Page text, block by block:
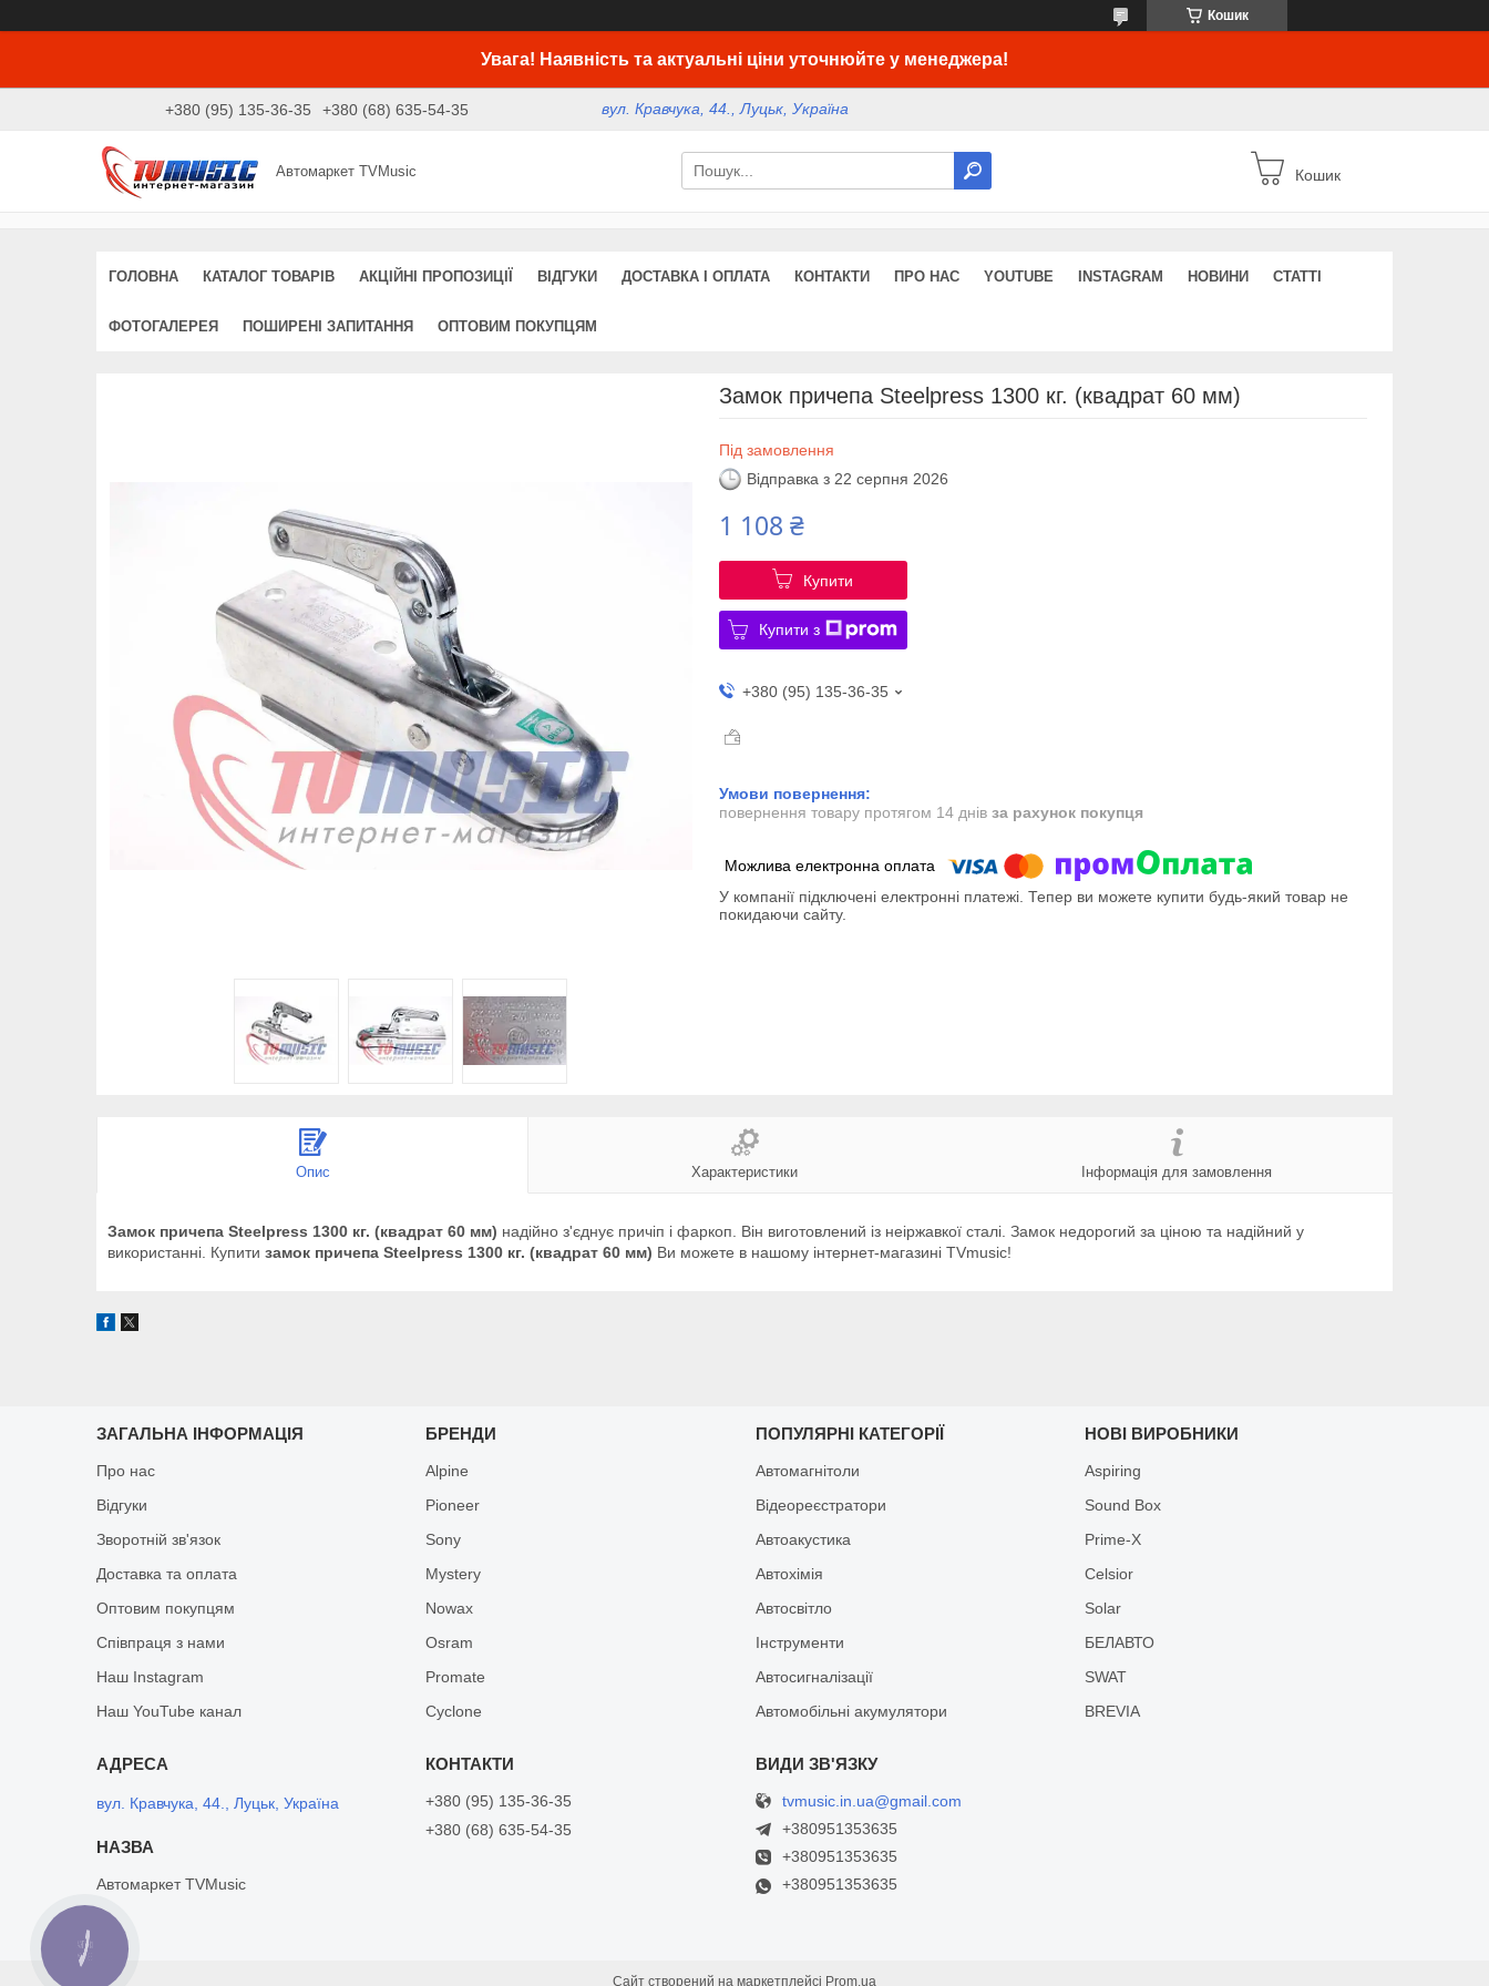
Кошик
Увага! Наявність та актуальні ціни уточнюйте у менеджера!
+380 (95) 135-36-35 +380 (68) 635-54-35 вул. Кравчука, 44., Луцьк, Україна
Автомаркет TVMusic Кошик
ГОЛОВНА КАТАЛОГ ТОВАРІВ АКЦІЙНІ ПРОПОЗИЦІЇ ВІДГУКИ ДОСТАВКА І ОПЛАТА КОНТАКТИ ПРО НАС YOUTUBE INSTAGRAM НОВИНИ СТАТТІ
ФОТОГАЛЕРЕЯ ПОШИРЕНІ ЗАПИТАННЯ ОПТОВИМ ПОКУПЦЯМ
Замок причепа Steelpress 1300 кг. (квадрат 60 мм)
Під замовлення
Відправка з 22 серпня 2026
1 108 ₴
Купити
Купити з
+380 (95) 135-36-35
повернення товару протягом 14 днів за рахунок покупця
У компанії підключені електронні платежі. Тепер ви можете купити будь-який товар не
покидаючи сайту.
Опис Характеристики Інформація для замовлення
Замок причепа Steelpress 1300 кг. (квадрат 60 мм) надійно з'єднує причіп і фаркоп. Він виготовлений із неіржавкої сталі. Замок недорогий за ціною та надійний у
використанні. Купити замок причепа Steelpress 1300 кг. (квадрат 60 мм) Ви можете в нашому інтернет-магазині TVmusic!
ЗАГАЛЬНА ІНФОРМАЦІЯ
Про нас
Відгуки
Зворотній зв'язок
Доставка та оплата
Оптовим покупцям
Співпраця з нами
Наш Instagram
Наш YouTube канал
БРЕНДИ
Alpine
Pioneer
Sony
Mystery
Nowax
Osram
Promate
Cyclone
ПОПУЛЯРНІ КАТЕГОРІЇ
Автомагнітоли
Відеореєстратори
Автоакустика
Автохімія
Автосвітло
Інструменти
Автосигналізації
Автомобільні акумулятори
НОВІ ВИРОБНИКИ
Aspiring
Sound Box
Prime-X
Celsior
Solar
БЕЛАВТО
SWAT
BREVIA
вул. Кравчука, 44., Луцьк, Україна
Автомаркет TVMusic
+380 (95) 135-36-35
+380 (68) 635-54-35
tvmusic.in.ua@gmail.com
+380951353635
+380951353635
+380951353635
Сайт створений на маркетплейсі Prom.ua
КНОПКА
ЗВ'ЯЗКУ